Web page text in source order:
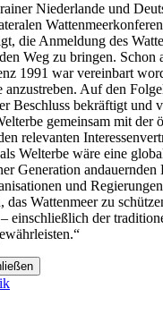
Niederlande und
die Anmeldung des
Weg zu bringen. Schon
1991 war vereinbart
anzustreben. Auf den
Beschluss bekräftigt und
gemeinsam mit der
relevanten
Welterbe wäre eine
Generation andauernden
und
das Wattenmeer zu
einschließlich der